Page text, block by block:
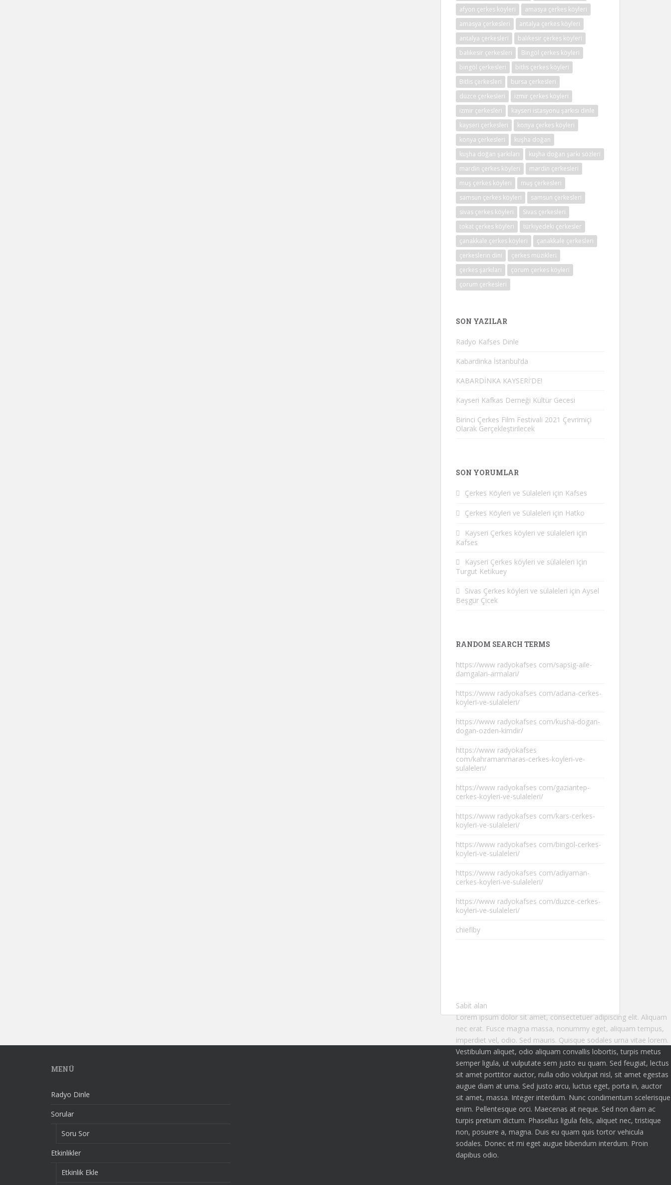
afyon çerkes köyleri
amasya çerkes köyleri
amasya çerkesleri
antalya çerkes köyleri
antalya çerkesleri
balıkesir çerkes köyleri
balıkesir çerkesleri
Bingöl çerkes köyleri
bingöl çerkesleri
bitlis çerkes köyleri
Bitlis çerkesleri
bursa çerkesleri
düzce çerkesleri
izmir çerkes köyleri
izmir çerkesleri
kayseri istasyonu şarkısı dinle
kayseri çerkesleri
konya çerkes köyleri
konya çerkesleri
kuşha doğan
kuşha doğan şarkıları
kuşha doğan şarkı sözleri
mardin çerkes köyleri
mardin çerkesleri
muş çerkes köyleri
muş çerkesleri
samsun çerkes köyleri
samsun çerkesleri
sivas çerkes köyleri
Sivas çerkesleri
tokat çerkes köyleri
türkiyedeki çerkesler
çanakkale çerkes köyleri
çanakkale çerkesleri
çerkeslerin dini
çerkes müzikleri
çerkes şarkıları
çorum çerkes köyleri
çorum çerkesleri
SON YAZILAR
Radyo Kafses Dinle
Kabardinka İstanbul’da
KABARDİNKA KAYSERİ’DE!
Kayseri Kafkas Derneği Kültür Gecesi
Birinci Çerkes Film Festivali 2021 Çevrimiçi
Olarak Gerçekleştirilecek
SON YORUMLAR
Çerkes Köyleri ve Sülaleleri için Kafses
Çerkes Köyleri ve Sülaleleri için Hatko
Kayseri Çerkes köyleri ve sülaleleri için
Kafses
Kayseri Çerkes köyleri ve sülaleleri için
Turgut Ketikuey
Sivas Çerkes köyleri ve sülaleleri için Aysel
Beşgür Çicek
RANDOM SEARCH TERMS
https://www radyokafses com/sapsig-aile-
damgalari-armalari/
https://www radyokafses com/adana-cerkes-
koyleri-ve-sulaleleri/
https://www radyokafses com/kusha-dogan-
dogan-ozden-kimdir/
https://www radyokafses
com/kahramanmaras-cerkes-koyleri-ve-
sulaleleri/
https://www radyokafses com/gaziantep-
cerkes-koyleri-ve-sulaleleri/
https://www radyokafses com/kars-cerkes-
koyleri-ve-sulaleleri/
https://www radyokafses com/bingol-cerkes-
koyleri-ve-sulaleleri/
https://www radyokafses com/adiyaman-
cerkes-koyleri-ve-sulaleleri/
https://www radyokafses com/duzce-cerkes-
koyleri-ve-sulaleleri/
chieflby
Sabit alan
Lorem ipsum dolor sit amet, consectetuer adipiscing elit. Aliquam
nec erat. Fusce magna massa, nonummy eget, aliquam tempus,
imperdiet vel, odio. Sed mauris. Quisque sodales urna vitae lorem.
Vestibulum aliquet, odio aliquam convallis lobortis, turpis metus
semper ligula, ut vulputate sem justo eu quam. Sed feugiat, lectus
sit amet porttitor auctor, nulla odio volutpat nisl, sit amet egestas
augue diam at urna. Sed justo arcu, luctus eget, porta in, auctor
sit amet, massa. Integer interdum. Nunc condimentum scelerisque
enim. Pellentesque orci. Maecenas at neque. Sed non diam ac
turpis pretium dictum. Phasellus ligula felis, aliquet nec, tristique
non, posuere a, magna. Duis eu quam quis tortor vehicula
sodales. Donec et mi eget augue bibendum interdum. Proin
dapibus odio.
MENÜ
Radyo Dinle
Sorular
Soru Sor
Etkinlikler
Etkinlik Ekle